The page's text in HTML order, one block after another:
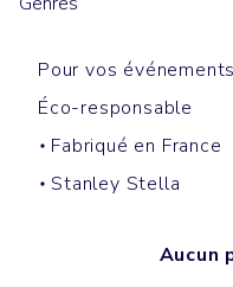
Pour vos événements
Éco-responsable
Fabriqué en France
Stanley Stella
Aucun